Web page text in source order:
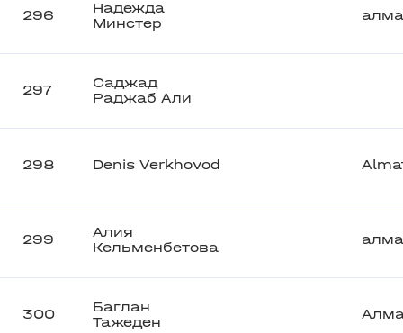
296
Надежда
Минстер
297
Саджад
Раджаб Али
298 Denis Verkhovod
299
Алия
Кельменбетова
300
Баглан
Тажеден